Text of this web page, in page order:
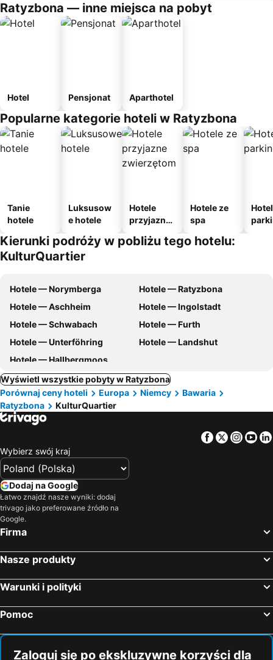
Ratyzbona — inne miejsca na pobyt
Hotel Pensjonat Aparthotel
Popularne kategorie hoteli w Ratyzbona
Tanie
hotele
Luksusow
e hotele
Hotele
przyjazne
m
Hotele ze
spa
Kierunki podróży w pobliżu tego hotelu:
KulturQuartier
Hotele — Norymberga
Hotele — Ratyzbona
Hotele — Aschheim
Hotele — Ingolstadt
Hotele — Schwabach
Hotele — Furth
Hotele — Unterföhring
Hotele — Landshut
Hotele — Hallbergmoos
Wyświetl wszystkie pobyty w Ratyzbona
Porównaj ceny hoteli
Europa Niemcy
Bawaria
Ratyzbona
KulturQuartier
Facebook
Twitter
Wybierz swój kraj
Dodaj na Google
Łatwo znajdź nasze wyniki: dodaj
trivago jako preferowane źródło na
Google.
Firma
Nasze produkty
Warunki i polityki
Pomoc
Zaloguj się po ekskluzywne korzyści dla